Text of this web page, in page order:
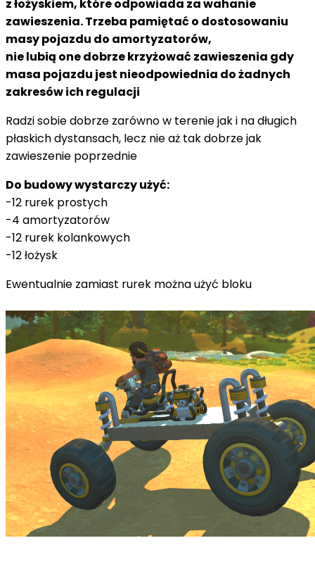
z łożyskiem, które odpowiada za wahanie
zawieszenia. Trzeba pamiętać o dostosowaniu
masy pojazdu do amortyzatorów,
nie lubią one dobrze krzyżować zawieszenia gdy
masa pojazdu jest nieodpowiednia do żadnych
zakresów ich regulacji
Radzi sobie dobrze zarówno w terenie jak i na długich
płaskich dystansach, lecz nie aż tak dobrze jak
zawieszenie poprzednie
Do budowy wystarczy użyć:
-12 rurek prostych
-4 amortyzatorów
-12 rurek kolankowych
-12 łożysk
Ewentualnie zamiast rurek można użyć bloku